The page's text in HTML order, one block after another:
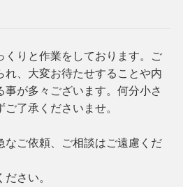
くりと作業をしております。ご
れ、大変お待たせすることや内
が多々ございます。何分小さ
了承くださいませ。
なご依頼、ご相談はご遠慮くだ
さい。